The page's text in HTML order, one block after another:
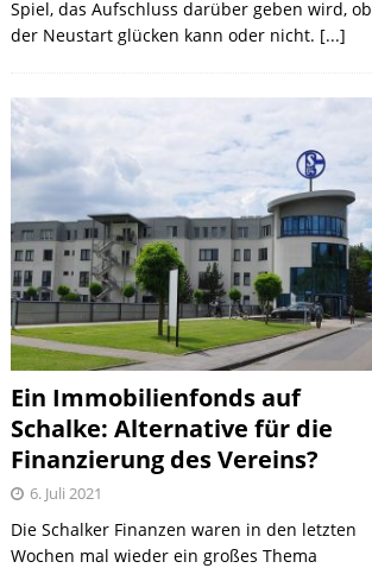
Spiel, das Aufschluss darüber geben wird, ob
der Neustart glücken kann oder nicht. [...]
Ein Immobilienfonds auf
Schalke: Alternative für die
Finanzierung des Vereins?
6. Juli 2021
Die Schalker Finanzen waren in den letzten
Wochen mal wieder ein großes Thema